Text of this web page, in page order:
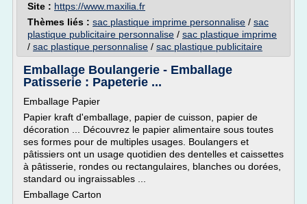
Site : https://www.maxilia.fr
Thèmes liés : sac plastique imprime personnalise / sac
plastique publicitaire personnalise / sac plastique imprime
/ sac plastique personnalise / sac plastique publicitaire
Emballage Boulangerie - Emballage
Patisserie : Papeterie ...
Emballage Papier
Papier kraft d'emballage, papier de cuisson, papier de
décoration ... Découvrez le papier alimentaire sous toutes
ses formes pour de multiples usages. Boulangers et
pâtissiers ont un usage quotidien des dentelles et caissettes
à pâtisserie, rondes ou rectangulaires, blanches ou dorées,
standard ou ingraissables ...
Emballage Carton